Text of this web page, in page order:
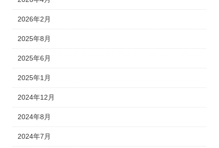
2026年2月
2025年8月
2025年6月
2025年1月
2024年12月
2024年8月
2024年7月